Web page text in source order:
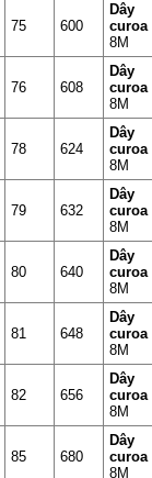
75 600
Dây
curoa
8M
76 608
Dây
curoa
8M
78 624
Dây
curoa
8M
79 632
Dây
curoa
8M
80 640
Dây
curoa
8M
81 648
Dây
curoa
8M
82 656
Dây
curoa
8M
85 680
Dây
curoa
8M